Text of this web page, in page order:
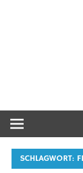
SCHLAGWORT: